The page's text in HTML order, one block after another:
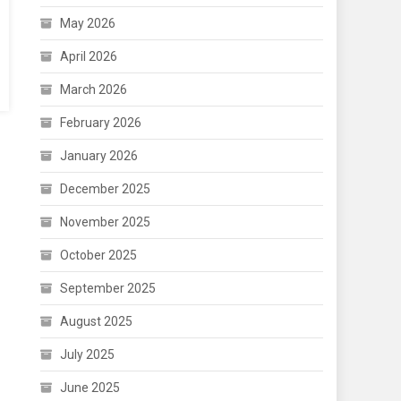
May 2026
April 2026
March 2026
February 2026
January 2026
December 2025
November 2025
October 2025
September 2025
August 2025
July 2025
June 2025